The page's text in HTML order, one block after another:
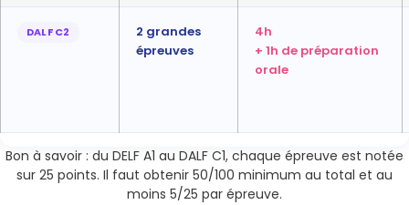
DALF C2
2 grandes
épreuves
4h
+ 1h de préparation
orale
Bon à savoir : du DELF A1 au DALF C1, chaque épreuve est notée
sur 25 points. Il faut obtenir 50/100 minimum au total et au
moins 5/25 par épreuve.